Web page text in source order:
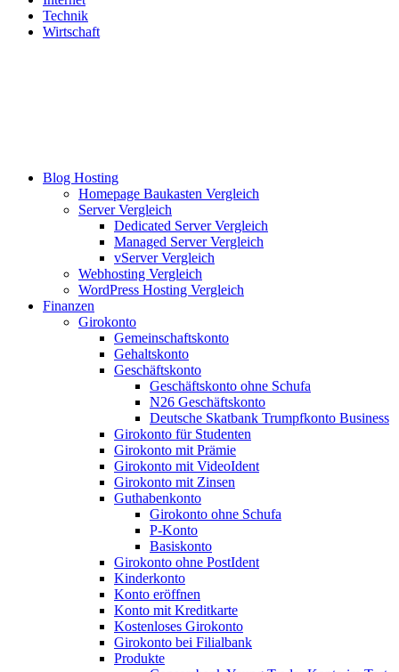
Technik
Wirtschaft
Blog Hosting
Homepage Baukasten Vergleich
Server Vergleich
Dedicated Server Vergleich
Managed Server Vergleich
vServer Vergleich
Webhosting Vergleich
WordPress Hosting Vergleich
Finanzen
Girokonto
Gemeinschaftskonto
Gehaltskonto
Geschäftskonto
Geschäftskonto ohne Schufa
N26 Geschäftskonto
Deutsche Skatbank Trumpfkonto Business
Girokonto für Studenten
Girokonto mit Prämie
Girokonto mit VideoIdent
Girokonto mit Zinsen
Guthabenkonto
Girokonto ohne Schufa
P-Konto
Basiskonto
Girokonto ohne PostIdent
Kinderkonto
Konto eröffnen
Konto mit Kreditkarte
Kostenloses Girokonto
Girokonto bei Filialbank
Produkte